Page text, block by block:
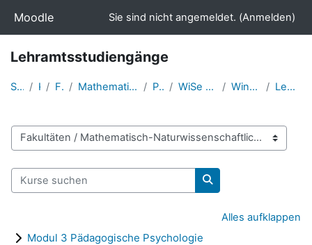
Moodle Sie sind nicht angemeldet. (Anmelden)
Lehramtsstudiengänge
Startseite Kurse Fakultäten Mathematisch-Naturwissenschaftliche Fakultät Psychologie WiSe 2020/21 bis WiSe 2024/25 Wintersemester 2024/25 Lehramtsstudiengänge
Kursbereiche
Kurse suchen
Kurse suchen
Alles aufklappen
Modul 3 Pädagogische Psychologie